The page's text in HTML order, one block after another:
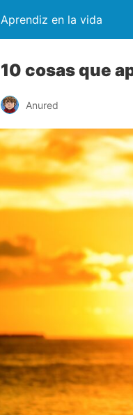
Aprendiz en la vida
10 cosas que
Anured